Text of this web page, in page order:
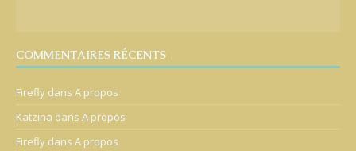
COMMENTAIRES RÉCENTS
Firefly dans A propos
Katzina dans A propos
Firefly dans A propos